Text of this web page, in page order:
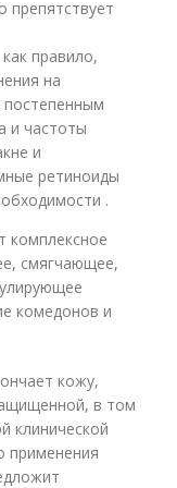
препятствует
правило,
на
постепенным
и частоты
и
ретиноиды
.
комплексное
смягчающее,
комедонов и
кожу,
в том
клинической
применения